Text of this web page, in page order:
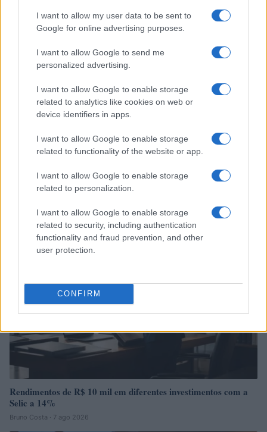
I want to allow my user data to be sent to
Google for online advertising purposes.
I want to allow Google to send me
personalized advertising.
I want to allow Google to enable storage
related to analytics like cookies on web or
device identifiers in apps.
I want to allow Google to enable storage
related to functionality of the website or app.
I want to allow Google to enable storage
related to personalization.
I want to allow Google to enable storage
related to security, including authentication
functionality and fraud prevention, and other
user protection.
CONFIRM
Continue lendo
FINANÇA
Rendimentos de R$ 10 mil em diferentes investimentos com a
Selic a 14%
Bruno Costa · 7 ago 2026